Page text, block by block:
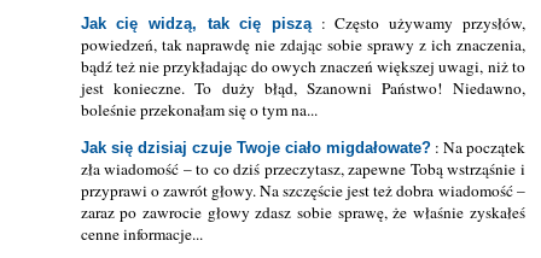
Jak cię widzą, tak cię piszą: Często używamy przysłów,
powiedzeń, tak naprawdę nie zdając sobie sprawy z ich znaczenia,
bądź też nie przykładając do owych znaczeń większej uwagi, niż to
jest konieczne. To duży błąd, Szanowni Państwo! Niedawno,
boleśnie przekonałam się o tym na...
Jak się dzisiaj czuje Twoje ciało migdałowate?: Na początek
zła wiadomość – to co dziś przeczytasz, zapewne Tobą wstrząśnie i
przyprawi o zawrót głowy. Na szczęście jest też dobra wiadomość –
zaraz po zawrocie głowy zdasz sobie sprawę, że właśnie zyskałeś
cenne informacje...